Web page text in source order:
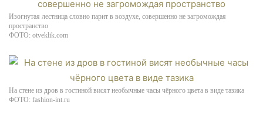
Изогнутая лестница словно парит в воздухе, совершенно не загромождая
пространство
ФОТО: otveklik.com
На стене из дров в гостиной висят необычные часы чёрного цвета в виде тазика
ФОТО: fashion-int.ru